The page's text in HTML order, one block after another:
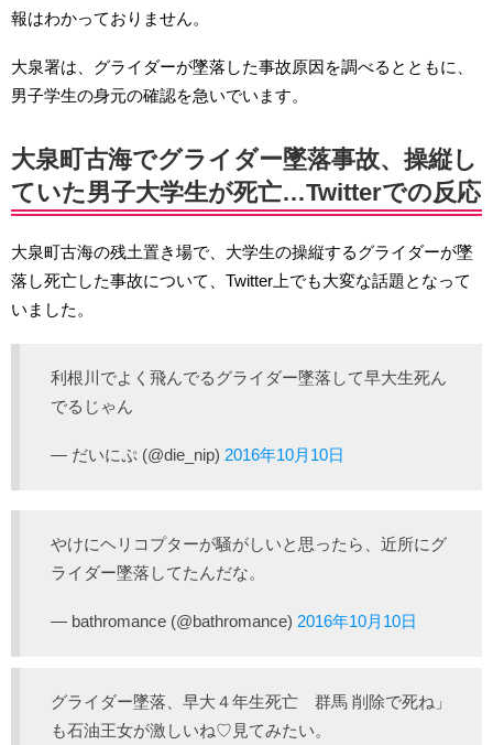
報はわかっておりません。
大泉署は、グライダーが墜落した事故原因を調べるとともに、
男子学生の身元の確認を急いでいます。
大泉町古海でグライダー墜落事故、操縦し
ていた男子大学生が死亡…Twitterでの反応
大泉町古海の残土置き場で、大学生の操縦するグライダーが墜
落し死亡した事故について、Twitter上でも大変な話題となって
いました。
利根川でよく飛んでるグライダー墜落して早大生死ん
でるじゃん
— だいにぷ (@die_nip) 2016年10月10日
やけにヘリコプターが騒がしいと思ったら、近所にグ
ライダー墜落してたんだな。
— bathromance (@bathromance) 2016年10月10日
グライダー墜落、早大４年生死亡 群馬 削除で死ね」
も石油王女が激しいね♡見てみたい。